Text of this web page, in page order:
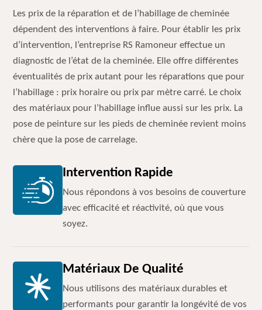
Les prix de la réparation et de l’habillage de cheminée
dépendent des interventions à faire. Pour établir les prix
d’intervention, l’entreprise RS Ramoneur effectue un
diagnostic de l’état de la cheminée. Elle offre différentes
éventualités de prix autant pour les réparations que pour
l’habillage : prix horaire ou prix par mètre carré. Le choix
des matériaux pour l’habillage influe aussi sur les prix. La
pose de peinture sur les pieds de cheminée revient moins
chère que la pose de carrelage.
Intervention Rapide
Nous répondons à vos besoins de couverture
avec efficacité et réactivité, où que vous
soyez.
Matériaux De Qualité
Nous utilisons des matériaux durables et
performants pour garantir la longévité de vos